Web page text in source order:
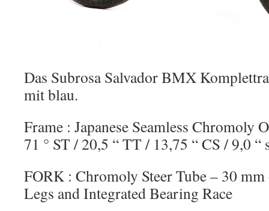
Das Subrosa Salvador BMX
mit blau.
Frame : Japanese Seamless Chromoly
71 ° ST / 20,5 “ TT / 13,75 “ CS / 9,0 “
FORK : Chromoly Steer Tube – 30
Legs and Integrated Bearing Race